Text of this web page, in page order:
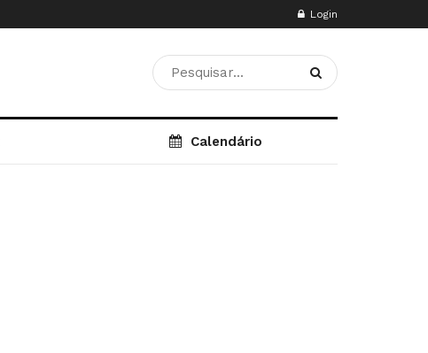
Login
Calendário